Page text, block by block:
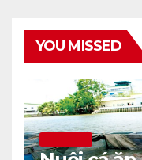
YOU MISSED